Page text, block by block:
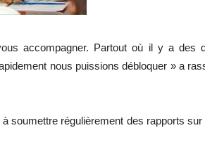
accompagner. Partout où il y a des
nous puissions débloquer » a
soumettre régulièrement des rapports